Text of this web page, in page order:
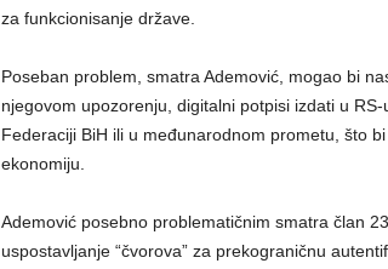
za funkcionisanje države.
Poseban problem, smatra Ademović, mogao bi
njegovom upozorenju, digitalni potpisi izdati u
Federaciji BiH ili u međunarodnom prometu, što
ekonomiju.
Ademović posebno problematičnim smatra član
uspostavljanje “čvorova” za prekograničnu